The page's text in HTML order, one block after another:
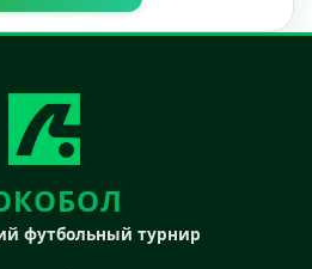
футбольный турнир